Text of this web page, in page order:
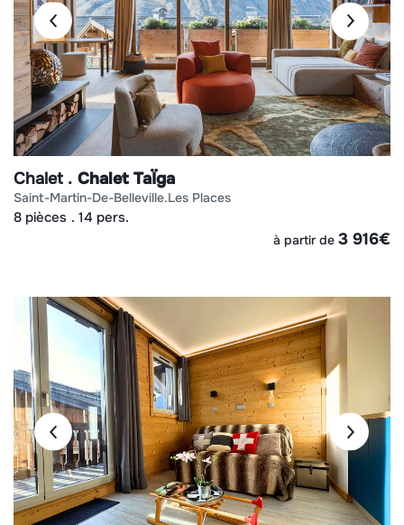
Chalet Chalet TaÏga
saint-martin-de-belleville les places
8 pièces 14 pers.
à partir de 3 916€